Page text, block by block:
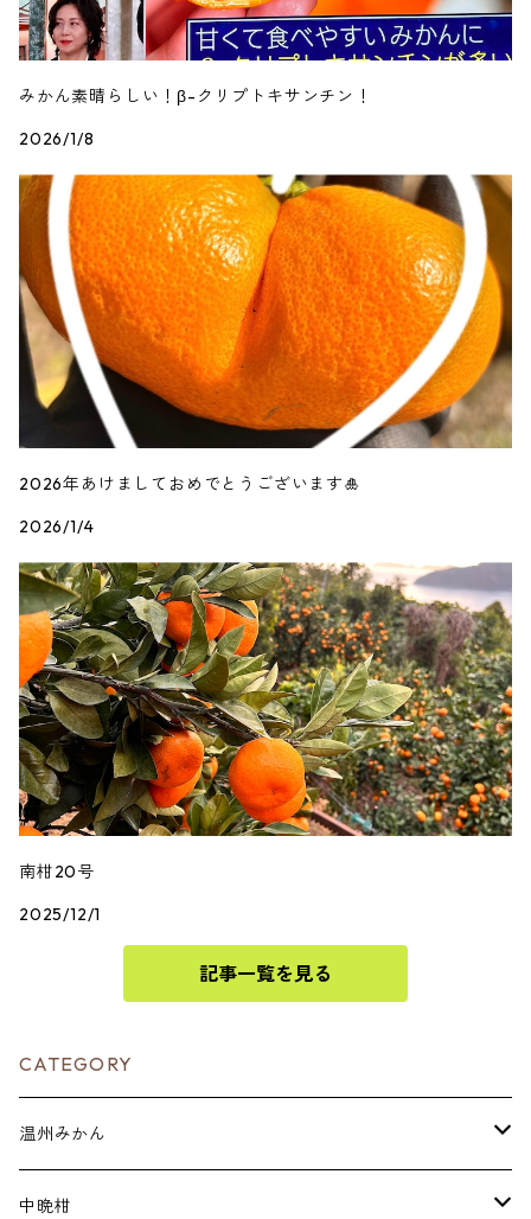
みかん素晴らしい！β-クリプトキサンチン！
2026/1/8
2026年あけましておめでとうございます🎍
2026/1/4
南柑20号
2025/12/1
記事一覧を見る
CATEGORY
温州みかん
贈答用
中晩柑